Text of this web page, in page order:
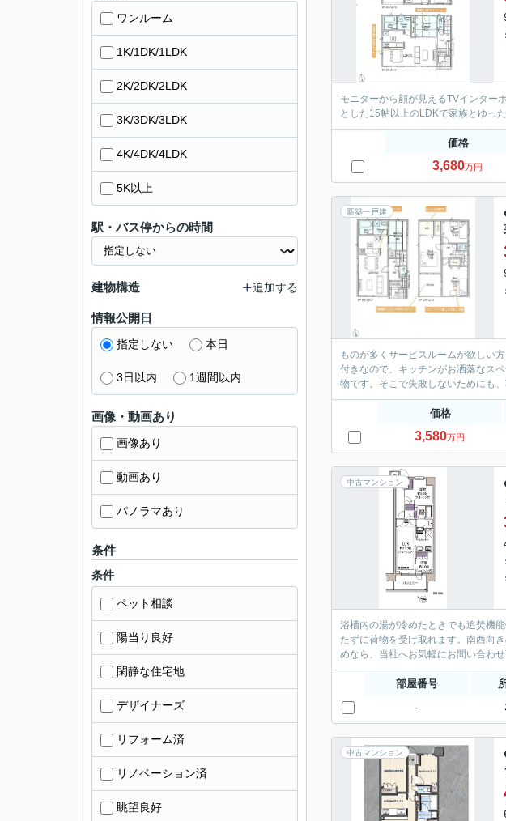
モニターから顔が見えるTVインター
とした15帖以上のLDKで家族とゆっ
価格
3,680万円
新築一戸建
ものが多くサービスルームが欲しい
付きなので、キッチンがお洒落なス
物です。そこで失敗しないためにも
価格
3,580万円
中古マンション
浴槽内の湯が冷めたときでも追焚機
たずに荷物を受け取れます。南西向
めなら、当社へお気軽にお問い合わ
部屋番号
-
中古マンション
ワンルーム
1K/1DK/1LDK
2K/2DK/2LDK
3K/3DK/3LDK
4K/4DK/4LDK
5K以上
駅・バス停からの時間
建物構造 追加する
情報公開日
指定しない 本日
3日以内 1週間以内
画像・動画あり
画像あり
動画あり
パノラマあり
条件
条件
ペット相談
陽当り良好
閑静な住宅地
デザイナーズ
リフォーム済
リノベーション済
眺望良好